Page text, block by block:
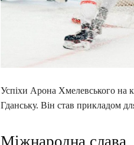
Успіхи Арона Хмелевського на
Гданську. Він став прикладом
Міжнародна слава